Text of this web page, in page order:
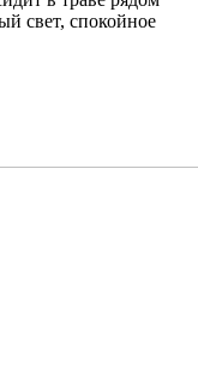
свет, спокойное